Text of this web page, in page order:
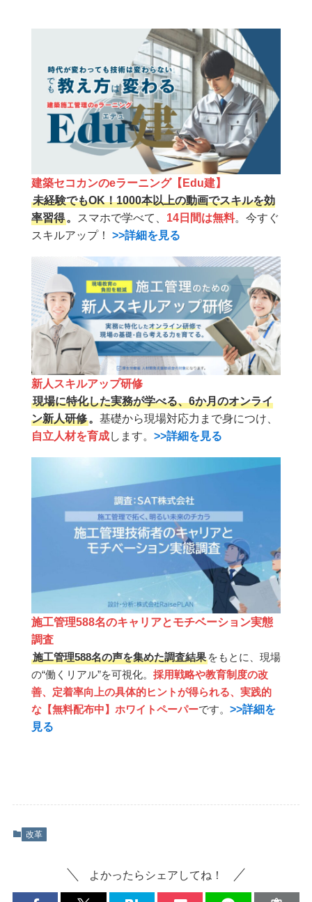
建築セコカンのeラーニング【Edu建】
未経験でもOK！1000本以上の動画でスキルを効
率習得。 スマホで学べて、 14日間は無料。今すぐ
スキルアップ！ >>詳細を見る
新人スキルアップ研修
現場に特化した実務が学べる、6か月のオンライ
ン新人研修。 基礎から現場対応力まで身につけ、
自立人材を育成します。 >>詳細を見る
施工管理588名のキャリアとモチベーション実態
調査
施工管理588名の声を集めた調査結果をもとに、現場
の“働くリアル”を可視化。 採用戦略や教育制度の改
善、定着率向上の具体的ヒントが得られる、実践的
な【無料配布中】ホワイトペーパーです。 >>詳細を
見る
改革
よかったらシェアしてね！